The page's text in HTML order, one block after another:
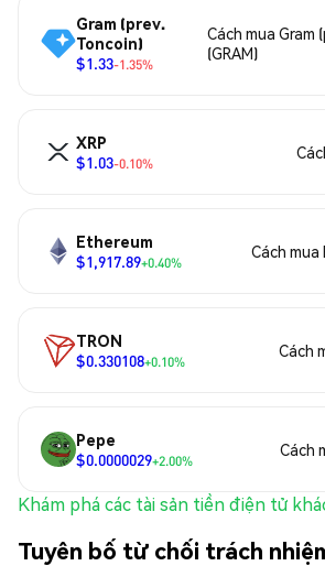
Gram (prev.
Toncoin)
$1.33-1.35%
Cách mua Gram
(GRAM)
XRP
$1.03-0.10%
Ethereum
$1,917.89+0.40%
Cách mua
TRON
$0.330108+0.10%
Cách
Pepe
$0.0000029+2.00%
Cách
Khám phá các tài sản tiền điện tử
Tuyên bố từ chối trách